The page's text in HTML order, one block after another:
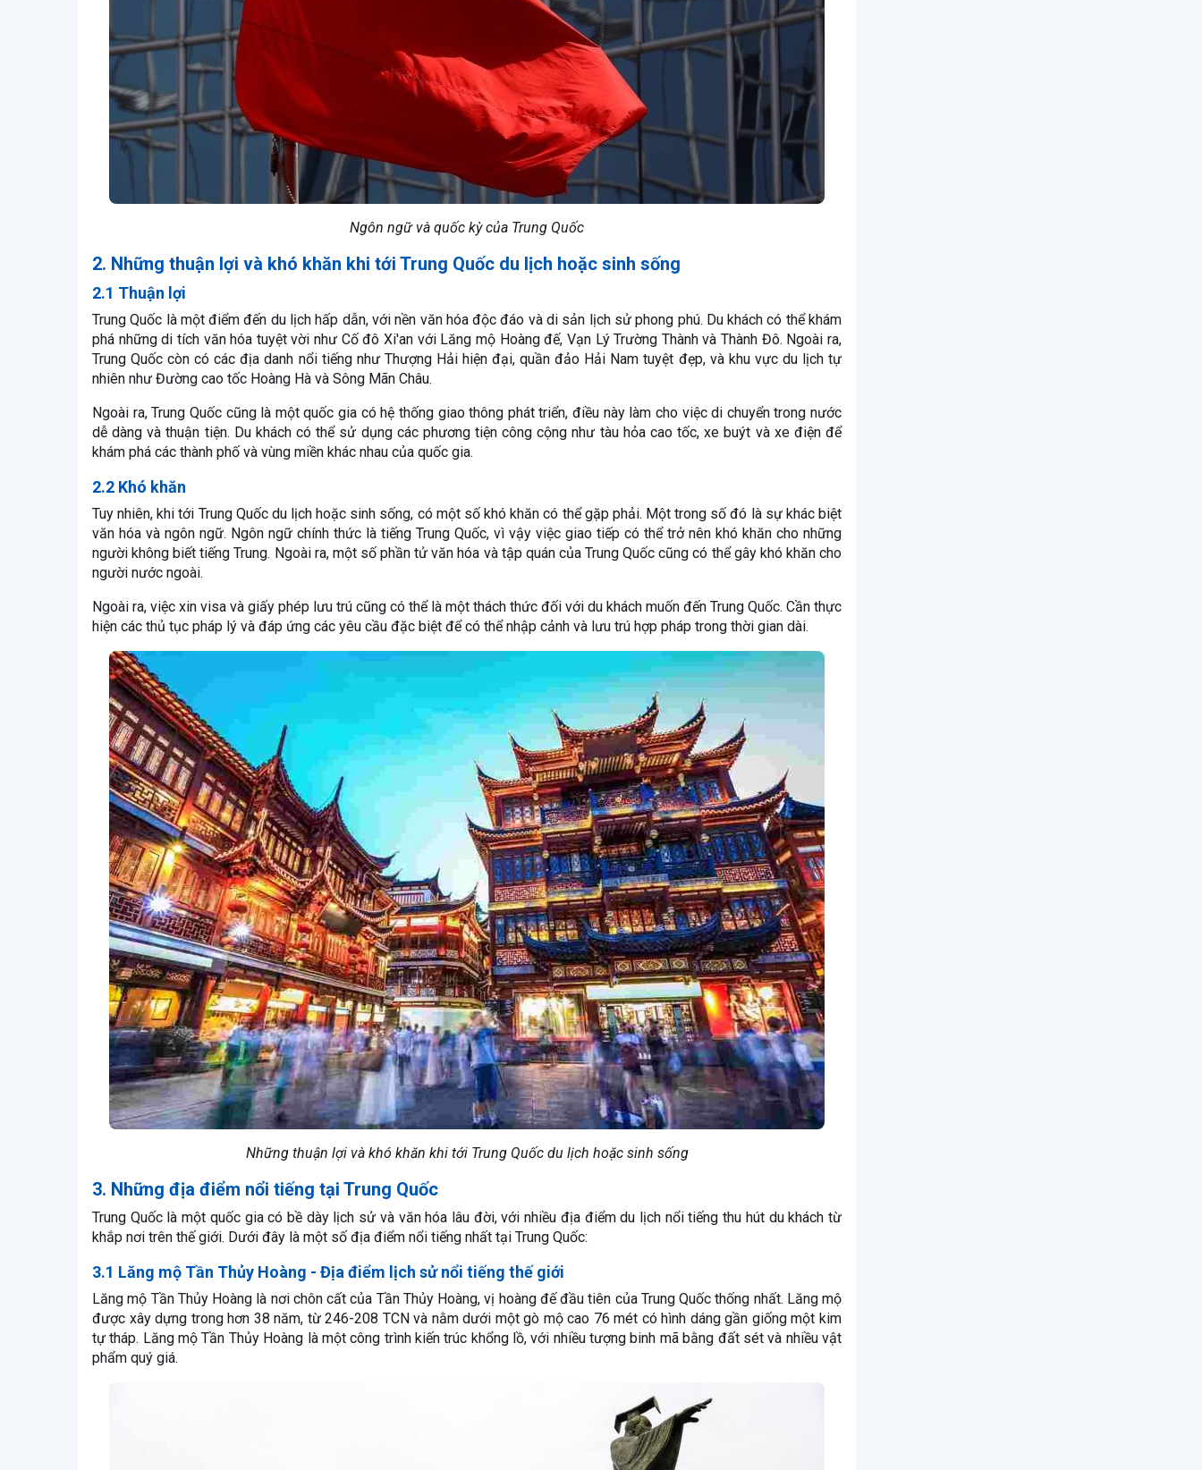
Ngôn ngữ và quốc kỳ của Trung Quốc
2. Những thuận lợi và khó khăn khi tới Trung Quốc du lịch hoặc sinh sống
2.1 Thuận lợi
Trung Quốc là một điểm đến du lịch hấp dẫn, với nền văn hóa độc đáo và di sản lịch sử phong phú. Du khách có thể khám
phá những di tích văn hóa tuyệt vời như Cố đô Xi'an với Lăng mộ Hoàng đế, Vạn Lý Trường Thành và Thành Đô. Ngoài ra,
Trung Quốc còn có các địa danh nổi tiếng như Thượng Hải hiện đại, quần đảo Hải Nam tuyệt đẹp, và khu vực du lịch tự
nhiên như Đường cao tốc Hoàng Hà và Sông Mãn Châu.
Ngoài ra, Trung Quốc cũng là một quốc gia có hệ thống giao thông phát triển, điều này làm cho việc di chuyển trong nước
dễ dàng và thuận tiện. Du khách có thể sử dụng các phương tiện công cộng như tàu hỏa cao tốc, xe buýt và xe điện để
khám phá các thành phố và vùng miền khác nhau của quốc gia.
2.2 Khó khăn
Tuy nhiên, khi tới Trung Quốc du lịch hoặc sinh sống, có một số khó khăn có thể gặp phải. Một trong số đó là sự khác biệt
văn hóa và ngôn ngữ. Ngôn ngữ chính thức là tiếng Trung Quốc, vì vậy việc giao tiếp có thể trở nên khó khăn cho những
người không biết tiếng Trung. Ngoài ra, một số phần tử văn hóa và tập quán của Trung Quốc cũng có thể gây khó khăn cho
người nước ngoài.
Ngoài ra, việc xin visa và giấy phép lưu trú cũng có thể là một thách thức đối với du khách muốn đến Trung Quốc. Cần thực
hiện các thủ tục pháp lý và đáp ứng các yêu cầu đặc biệt để có thể nhập cảnh và lưu trú hợp pháp trong thời gian dài.
Những thuận lợi và khó khăn khi tới Trung Quốc du lịch hoặc sinh sống
3. Những địa điểm nổi tiếng tại Trung Quốc
Trung Quốc là một quốc gia có bề dày lịch sử và văn hóa lâu đời, với nhiều địa điểm du lịch nổi tiếng thu hút du khách từ
khắp nơi trên thế giới. Dưới đây là một số địa điểm nổi tiếng nhất tại Trung Quốc:
3.1 Lăng mộ Tần Thủy Hoàng - Địa điểm lịch sử nổi tiếng thế giới
Lăng mộ Tần Thủy Hoàng là nơi chôn cất của Tần Thủy Hoàng, vị hoàng đế đầu tiên của Trung Quốc thống nhất. Lăng mộ
được xây dựng trong hơn 38 năm, từ 246-208 TCN và nằm dưới một gò mộ cao 76 mét có hình dáng gần giống một kim
tự tháp. Lăng mộ Tần Thủy Hoàng là một công trình kiến trúc khổng lồ, với nhiều tượng binh mã bằng đất sét và nhiều vật
phẩm quý giá.